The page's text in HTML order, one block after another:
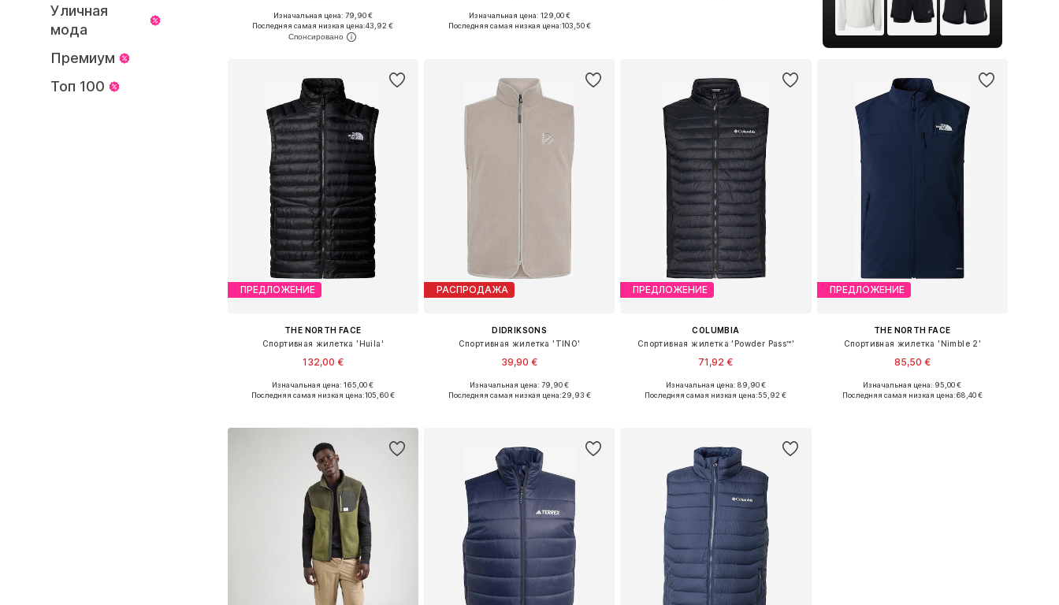
Уличная
мода
Премиум
Топ 100
Добавить в корзину
Изначальная цена: 79,90 €
Последняя самая низкая цена:43,92 €
Доступные размеры: S, M, L, XL
Изначальная цена: 129,00 €
Последняя самая низкая цена:103,50 €
ПРЕДЛОЖЕНИЕ
THE NORTH FACE
Спортивная жилетка 'Huila'
132,00 €
Доступные размеры: S, M, L
Изначальная цена: 165,00 €
Последняя самая низкая цена:105,60 €
РАСПРОДАЖА
DIDRIKSONS
Спортивная жилетка 'TINO'
39,90 €
Доступные размеры: S
Изначальная цена: 79,90 €
Последняя самая низкая цена:29,93 €
ПРЕДЛОЖЕНИЕ
COLUMBIA
Спортивная жилетка 'Powder Pass™'
71,92 €
Доступные размеры: M, XXL
Изначальная цена: 89,90 €
Последняя самая низкая цена:55,92 €
ПРЕДЛОЖЕНИЕ
THE NORTH FACE
Спортивная жилетка 'Nimble 2'
85,50 €
Доступные размеры: S, M
Изначальная цена: 95,00 €
Последняя самая низкая цена:68,40 €